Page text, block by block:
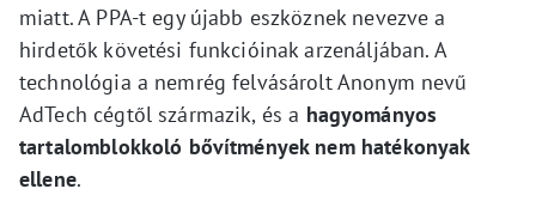
miatt. A PPA-t egy újabb eszköznek nevezve a
hirdetők követési funkcióinak arzenáljában. A
technológia a nemrég felvásárolt Anonym nevű
AdTech cégtől származik, és a hagyományos
tartalomblokkoló bővítmények nem hatékonyak
ellene.